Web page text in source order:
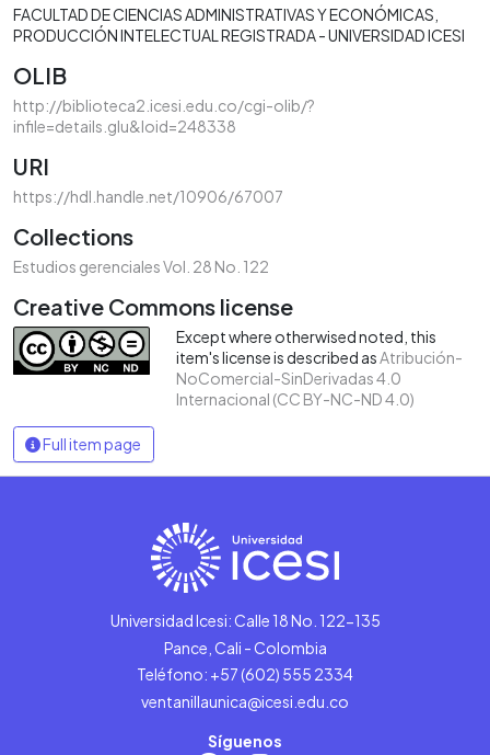
FACULTAD DE CIENCIAS ADMINISTRATIVAS Y ECONÓMICAS
PRODUCCIÓN INTELECTUAL REGISTRADA - UNIVERSIDAD ICESI
OLIB
http://biblioteca2.icesi.edu.co/cgi-olib/?
infile=details.glu&loid=248338
URI
https://hdl.handle.net/10906/67007
Collections
Estudios gerenciales Vol. 28 No. 122
Creative Commons license
Except where otherwised noted, this
item's license is described asAtribución-
NoComercial-SinDerivadas 4.0
Internacional (CC BY-NC-ND 4.0)
Full item page
Universidad Icesi: Calle 18 No. 122-135
Pance, Cali - Colombia
Teléfono: +57 (602) 555 2334
ventanillaunica@icesi.edu.co
Síguenos